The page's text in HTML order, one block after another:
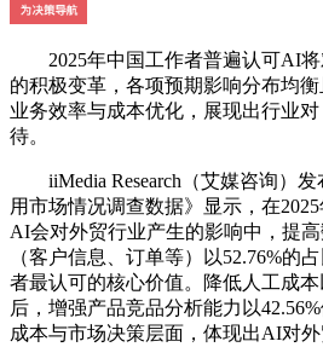
2025年中国工作者普遍认可AI将
的积极变革，各项预期影响分布均
业务效率与成本优化，展现出行业对
待。
iiMedia Research（艾媒咨询）发
用市场情况调查数据》
显示，在
AI会对外贸行业产生的影响中，提
（客户信息、订单等）以52.76%的
者最认可的核心价值。降低人工成
后，增强产品竞品分析能力以
成本与市场决策层面，体现出AI对